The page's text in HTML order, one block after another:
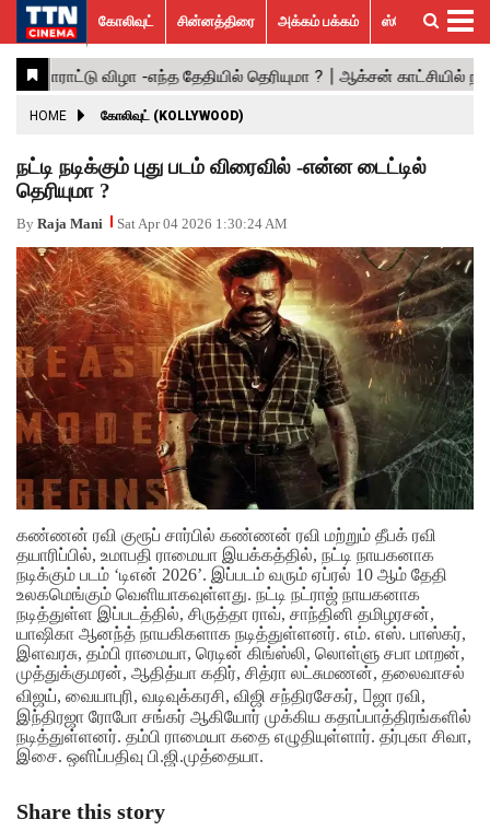
கோலிவுட்
சின்னத்திரை
பாலிவுட்
ஹாலிவுட்
அக்கம்
பக்கம்
ஸ்பெஷல்
ஸ்டோரீஸ்
விமர்சனம்
GALLERY
ACTRESS
ACTORS
MOVIESTILLS
EVENTS
VIDEOS
What’s
Hot
Trending
News
கோலிவுட் சின்னத்திரை அக்கம் பக்கம் ஸ்பெஷல் ஸ்டோரீஸ்
HOME கோலிவுட் (KOLLYWOOD)
நட்டி நடிக்கும் புது படம் விரைவில் -என்ன டைட்டில்
தெரியுமா ?
By Raja Mani Sat Apr 04 2026 1:30:24 AM
கண்ணன் ரவி குரூப் சார்பில் கண்ணன் ரவி மற்றும் தீபக் ரவி
தயாரிப்பில், உமாபதி ராமையா இயக்கத்தில், நட்டி நாயகனாக
நடிக்கும் படம் ‘டிஎன் 2026’. இப்படம் வரும் ஏப்ரல் 10 ஆம் தேதி
உலகமெங்கும் வெளியாகவுள்ளது. நட்டி நட்ராஜ் நாயகனாக
நடித்துள்ள இப்படத்தில், சிருத்தா ராவ், சாந்தினி தமிழரசன்,
யாஷிகா ஆனந்த் நாயகிகளாக நடித்துள்ளனர். எம். எஸ். பாஸ்கர்,
இளவரசு, தம்பி ராமையா, ரெடின் கிங்ஸ்லி, லொள்ளு சபா மாறன்,
முத்துக்குமரன், ஆதித்யா கதிர், சித்ரா லட்சுமணன், தலைவாசல்
விஜய், வையாபுரி, வடிவுக்கரசி, விஜி சந்திரசேகர், ஜா ரவி,
இந்திரஜா ரோபோ சங்கர் ஆகியோர் முக்கிய கதாப்பாத்திரங்களில்
நடித்துள்ளனர். தம்பி ராமையா கதை எழுதியுள்ளார். தர்புகா சிவா,
இசை. ஒளிப்பதிவு பி.ஜி.முத்தையா.
Share this story